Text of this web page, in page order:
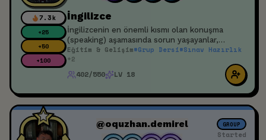
7.3k
+25
+50
+100
İngilizce
İngilizcenin en önemli kısmı olan konuşma
(speaking) aşamasında sorun yaşayanlar,
kendini geliştirmek isteyenler için bir etkinliktir.
Eğitim & Gelişim#Grup Dersi#Sınav Hazırlık
+2
402/550 LV 18
@oquzhan.demirel GROUP
Started